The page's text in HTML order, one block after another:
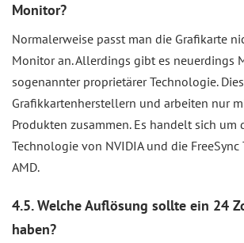
Monitor?
Normalerweise passt man die Grafikarte
Monitor an. Allerdings gibt es neuerdings
sogenannter proprietärer Technologie.
Grafikkartenherstellern und arbeiten nur
Produkten zusammen. Es handelt sich um
Technologie von NVIDIA und die
AMD.
4.5. Welche Auflösung sollte ein 24
haben?